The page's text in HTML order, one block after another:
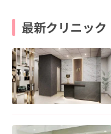
最新クリニック